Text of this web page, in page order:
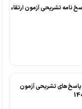
نامه تشریحی آزمون ارتقاء
های تشریحی آزمون